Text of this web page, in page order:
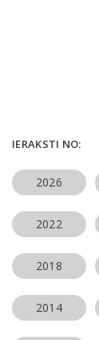
IERAKSTI NO:
2026
2022
2018
2014